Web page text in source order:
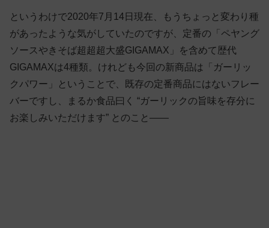
というわけで2020年7月14日現在、もうちょっと変わり種
があったような気がしていたのですが、定番の「ペヤング
ソースやきそば超超超大盛GIGAMAX」を含めて歴代
GIGAMAXは4種類。けれども今回の新商品は「ガーリッ
クパワー」ということで、既存の定番商品にはないフレー
バーですし、まるか食品曰く “ガーリックの旨味を存分に
お楽しみいただけます” とのこと——